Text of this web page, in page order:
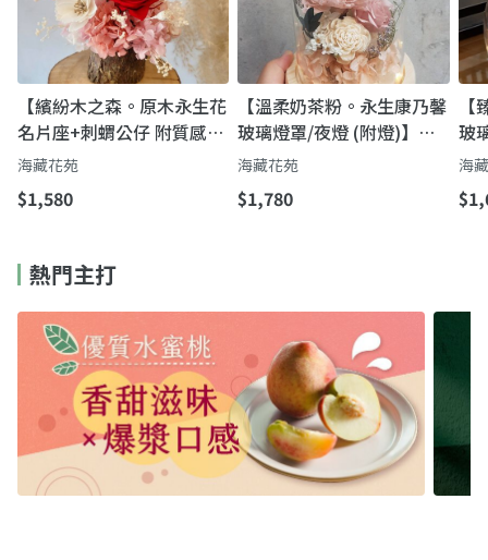
【繽紛木之森。原木永生花
名片座+刺蝟公仔 附質感提
袋】獨一無二的禮物｜原木
永生花刺蝟名片座
海藏花苑
$1,580
【溫柔奶茶粉。永生康乃馨
玻璃燈罩/夜燈 (附燈)】母
親節花禮｜奶茶色小夜燈花
禮・讓心意更長久
海藏花苑
$1,780
玻
節
玫
長
海
熱門主打